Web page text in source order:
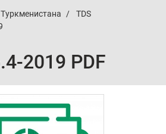
TDS
2019 PDF